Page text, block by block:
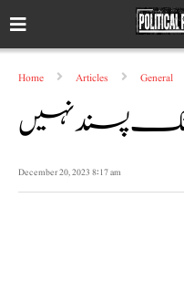
Home Articles General
پسند نہیں
December 20, 2023 8:17 am